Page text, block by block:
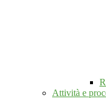
Attività e